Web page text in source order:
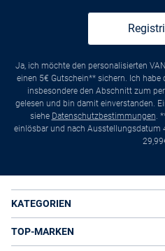
Ja, ich möchte den personalisierten
einen 5€ Gutschein** sichern. Ich habe
insbesondere den Abschnitt zum
gelesen und bin damit einverstanden.
siehe Datenschutzbestimmungen .
einlösbar und nach
KATEGORIEN
TOP-MARKEN